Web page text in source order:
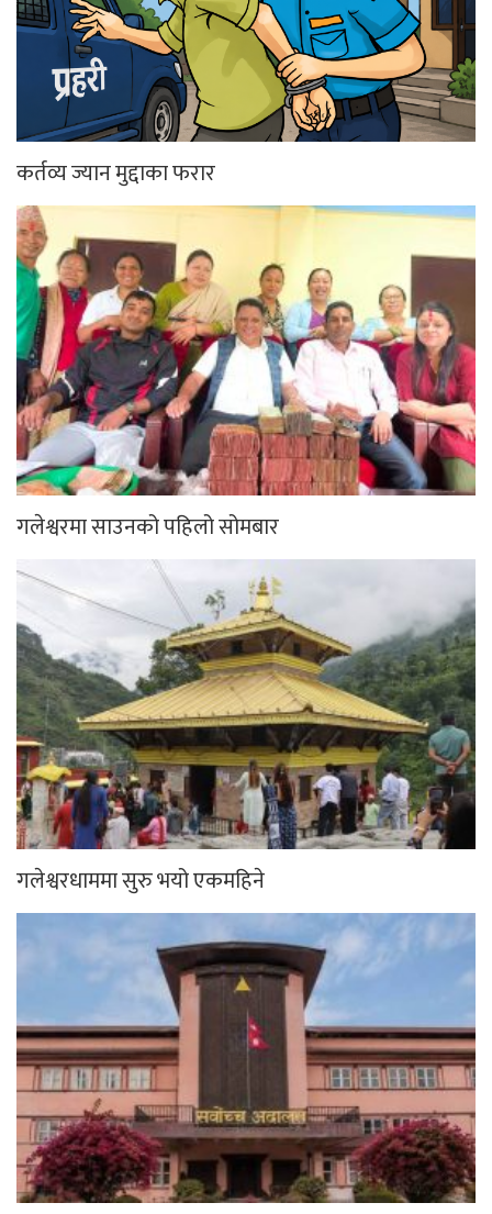
कर्तव्य ज्यान मुद्दाका फरार
गलेश्वरमा साउनको पहिलो सोमबार
गलेश्वरधाममा सुरु भयो एकमहिने